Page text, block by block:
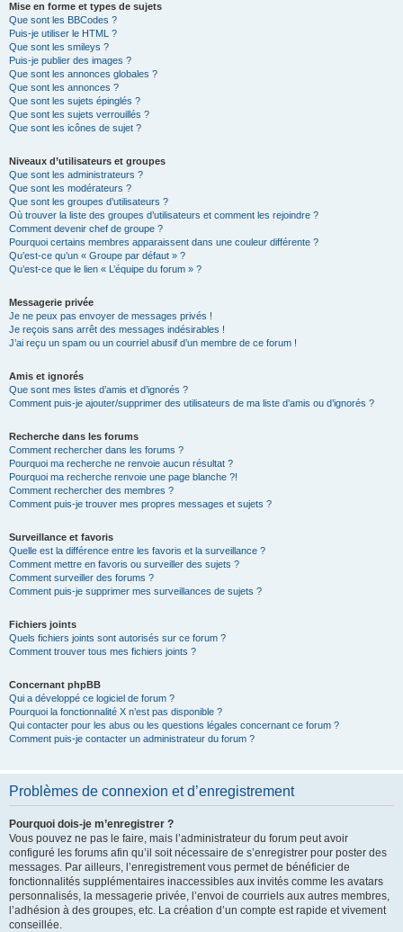
Mise en forme et types de sujets
Que sont les BBCodes ?
Puis-je utiliser le HTML ?
Que sont les smileys ?
Puis-je publier des images ?
Que sont les annonces globales ?
Que sont les annonces ?
Que sont les sujets épinglés ?
Que sont les sujets verrouillés ?
Que sont les icônes de sujet ?
Niveaux d’utilisateurs et groupes
Que sont les administrateurs ?
Que sont les modérateurs ?
Que sont les groupes d’utilisateurs ?
Où trouver la liste des groupes d’utilisateurs et comment les rejoindre ?
Comment devenir chef de groupe ?
Pourquoi certains membres apparaissent dans une couleur différente ?
Qu’est-ce qu’un « Groupe par défaut » ?
Qu’est-ce que le lien « L’équipe du forum » ?
Messagerie privée
Je ne peux pas envoyer de messages privés !
Je reçois sans arrêt des messages indésirables !
J’ai reçu un spam ou un courriel abusif d’un membre de ce forum !
Amis et ignorés
Que sont mes listes d’amis et d’ignorés ?
Comment puis-je ajouter/supprimer des utilisateurs de ma liste d’amis ou d’ignorés ?
Recherche dans les forums
Comment rechercher dans les forums ?
Pourquoi ma recherche ne renvoie aucun résultat ?
Pourquoi ma recherche renvoie une page blanche ?!
Comment rechercher des membres ?
Comment puis-je trouver mes propres messages et sujets ?
Surveillance et favoris
Quelle est la différence entre les favoris et la surveillance ?
Comment mettre en favoris ou surveiller des sujets ?
Comment surveiller des forums ?
Comment puis-je supprimer mes surveillances de sujets ?
Fichiers joints
Quels fichiers joints sont autorisés sur ce forum ?
Comment trouver tous mes fichiers joints ?
Concernant phpBB
Qui a développé ce logiciel de forum ?
Pourquoi la fonctionnalité X n’est pas disponible ?
Qui contacter pour les abus ou les questions légales concernant ce forum ?
Comment puis-je contacter un administrateur du forum ?
Problèmes de connexion et d’enregistrement
Pourquoi dois-je m’enregistrer ?
Vous pouvez ne pas le faire, mais l’administrateur du forum peut avoir
configuré les forums afin qu’il soit nécessaire de s’enregistrer pour poster des
messages. Par ailleurs, l’enregistrement vous permet de bénéficier de
fonctionnalités supplémentaires inaccessibles aux invités comme les avatars
personnalisés, la messagerie privée, l’envoi de courriels aux autres membres,
l’adhésion à des groupes, etc. La création d’un compte est rapide et vivement
conseillée.